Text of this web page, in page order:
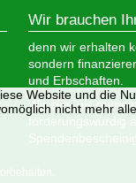
Wir brauchen
denn wir erhalten
sondern
und Erbschaften.
Wir sind als
förderungswürdig
Website und die
nicht mehr